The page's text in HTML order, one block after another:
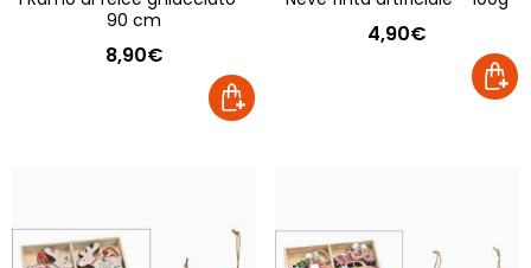
90 cm
8,90€
4,90€